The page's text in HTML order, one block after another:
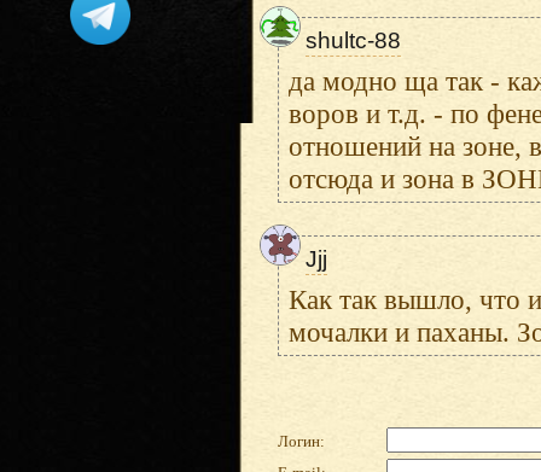
shultc-88
да модно ща так -
воров и т.д. - по
отношений на зоне,
отсюда и зона в
Jjj
Как так вышло, что
мочалки и паханы.
Логин: